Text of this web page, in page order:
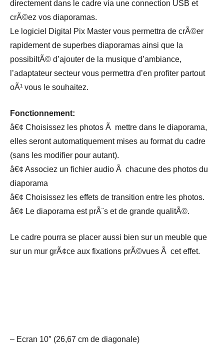
directement dans le cadre via une connection USB et
crÃ©ez vos diaporamas.
Le logiciel Digital Pix Master vous permettra de crÃ©er
rapidement de superbes diaporamas ainsi que la
possibiltÃ© d’ajouter de la musique d’ambiance,
l’adaptateur secteur vous permettra d’en profiter partout
oÃ¹ vous le souhaitez.
Fonctionnement:
â€¢ Choisissez les photos Ã mettre dans le diaporama,
elles seront automatiquement mises au format du cadre
(sans les modifier pour autant).
â€¢ Associez un fichier audio Ã chacune des photos du
diaporama
â€¢ Choisissez les effets de transition entre les photos.
â€¢ Le diaporama est prÃ¨s et de grande qualitÃ©.
Le cadre pourra se placer aussi bien sur un meuble que
sur un mur grÃ¢ce aux fixations prÃ©vues Ã cet effet.
– Ecran 10″ (26,67 cm de diagonale)